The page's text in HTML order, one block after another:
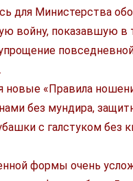
для Министерства
войну, показавшую в
новые «Правила
без мундира,
с галстуком без
формы очень